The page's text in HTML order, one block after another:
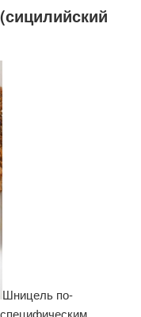
Шницель по-